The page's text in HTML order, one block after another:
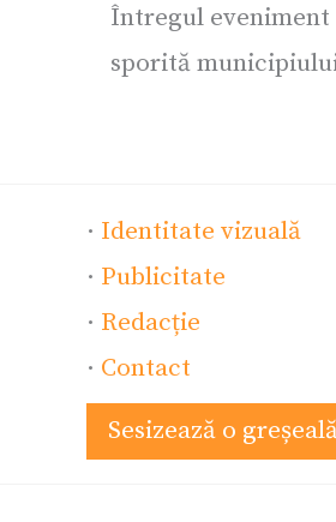
Întregul
sporită
· Identitate vizuală
· Publicitate
· Redacție
· Contact
Sesizează o